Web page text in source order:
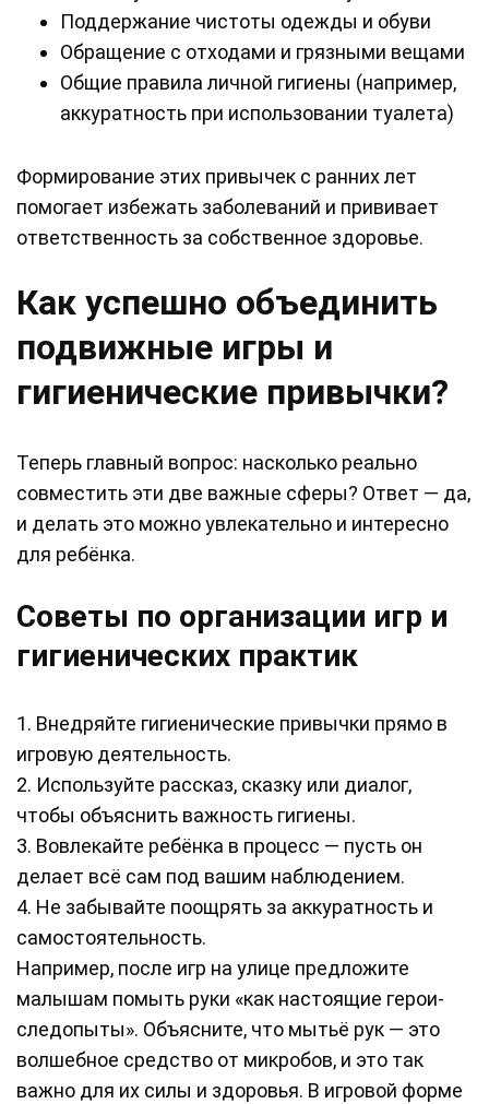
Поддержание чистоты одежды и обуви
Обращение с отходами и грязными вещами
Общие правила личной гигиены (например,
аккуратность при использовании туалета)
Формирование этих привычек с ранних лет
помогает избежать заболеваний и прививает
ответственность за собственное здоровье.
Как успешно объединить
подвижные игры и
гигиенические привычки?
Теперь главный вопрос: насколько реально
совместить эти две важные сферы? Ответ — да,
и делать это можно увлекательно и интересно
для ребёнка.
Советы по организации игр и
гигиенических практик
1. Внедряйте гигиенические привычки прямо в
игровую деятельность.
2. Используйте рассказ, сказку или диалог,
чтобы объяснить важность гигиены.
3. Вовлекайте ребёнка в процесс — пусть он
делает всё сам под вашим наблюдением.
4. Не забывайте поощрять за аккуратность и
самостоятельность.
Например, после игр на улице предложите
малышам помыть руки «как настоящие герои-
следопыты». Объясните, что мытьё рук — это
волшебное средство от микробов, и это так
важно для их силы и здоровья. В игровой форме